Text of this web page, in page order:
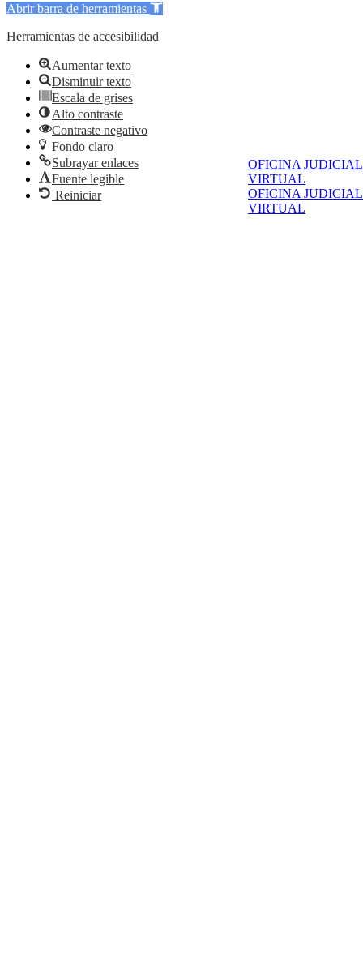
OFICINA JUDICIAL
VIRTUAL
OFICINA JUDICIAL
VIRTUAL
Abrir barra de herramientas
Herramientas de accesibilidad
Aumentar texto
Disminuir texto
Escala de grises
Alto contraste
Contraste negativo
Fondo claro
Subrayar enlaces
Fuente legible
Reiniciar